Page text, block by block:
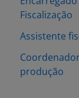
Fiscalização
Assistente
produção